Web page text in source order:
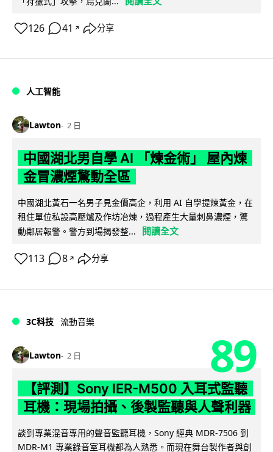
126 41 ↗ 分享
人工智能
Lawton 2 日
中國湖北男自學 AI 「煉金術」 屋內煉
金冒濃煙驚動全區
中國湖北黃石一名男子見金價高企，利用 AI 自學提煉黃金，在
租住單位私設高壓爐及作坊冶煉，過程產生大量刺鼻濃煙，驚
動鄰居報警。警方到場揭發整...
閱讀全文
113 8 ↗ 分享
3C科技 流動音樂
Lawton 2 日 89
【評測】Sony IER-M500 入耳式監聽
耳機：現場拍攝、後製監聽與人聲利器
談到專業混音專用的聲音監聽耳機，Sony 經典 MDR-7506 到
MDR-M1 專業錄音室耳機都為人熟悉。而現在舞台製作者與創